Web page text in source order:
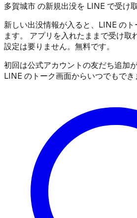
多賀城市 の新規出没を LINE で受け
新しい出没情報が入ると、LINE の
ます。 アプリを入れたままで受け取
設定は要りません。無料です。
初回は公式アカウントの友だち追加
LINE のトーク画面からいつでもでき